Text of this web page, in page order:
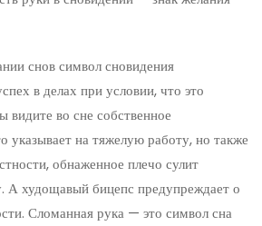
снов символ сновидения
в делах при условии, что это
видите во сне собственное
указывает на тяжелую работу, но также
обнаженное плечо сулит
А худощавый бицепс предупреждает о
Сломанная рука — это символ сна